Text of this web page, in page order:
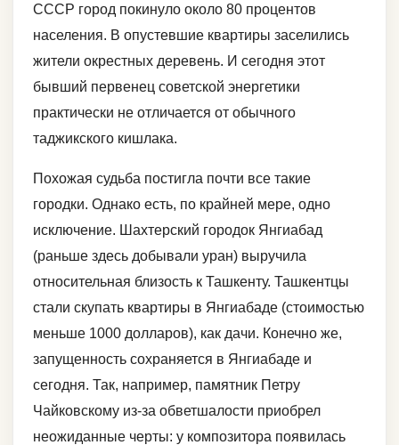
СССР город покинуло около 80 процентов
населения. В опустевшие квартиры заселились
жители окрестных деревень. И сегодня этот
бывший первенец советской энергетики
практически не отличается от обычного
таджикского кишлака.
Похожая судьба постигла почти все такие
городки. Однако есть, по крайней мере, одно
исключение. Шахтерский городок Янгиабад
(раньше здесь добывали уран) выручила
относительная близость к Ташкенту. Ташкентцы
стали скупать квартиры в Янгиабаде (стоимостью
меньше 1000 долларов), как дачи. Конечно же,
запущенность сохраняется в Янгиабаде и
сегодня. Так, например, памятник Петру
Чайковскому из-за обветшалости приобрел
неожиданные черты: у композитора появилась